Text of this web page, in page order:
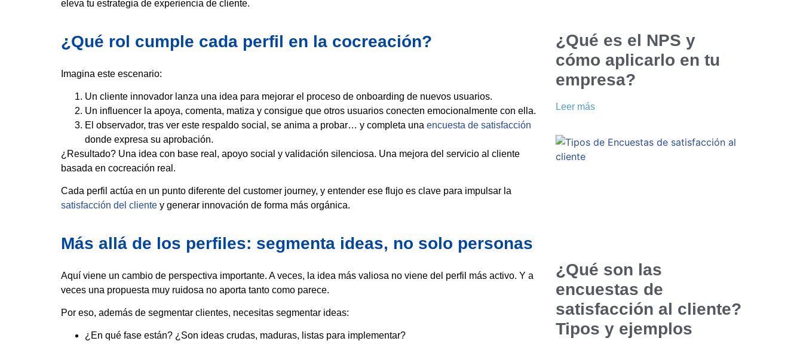
eleva tu estrategia de experiencia de cliente.
¿Qué rol cumple cada perfil en la cocreación?
Imagina este escenario:
Un cliente innovador lanza una idea para mejorar el proceso de onboarding de nuevos usuarios.
Un influencer la apoya, comenta, matiza y consigue que otros usuarios conecten emocionalmente con ella.
El observador, tras ver este respaldo social, se anima a probar… y completa una encuesta de satisfacción
donde expresa su aprobación.
¿Resultado? Una idea con base real, apoyo social y validación silenciosa. Una mejora del servicio al cliente
basada en cocreación real.
Cada perfil actúa en un punto diferente del customer journey, y entender ese flujo es clave para impulsar la
satisfacción del cliente y generar innovación de forma más orgánica.
Más allá de los perfiles: segmenta ideas, no solo personas
Aquí viene un cambio de perspectiva importante. A veces, la idea más valiosa no viene del perfil más activo. Y a
veces una propuesta muy ruidosa no aporta tanto como parece.
Por eso, además de segmentar clientes, necesitas segmentar ideas:
¿En qué fase están? ¿Son ideas crudas, maduras, listas para implementar?
¿Qué es el NPS y
cómo aplicarlo en tu
empresa?
Leer más
¿Qué son las
encuestas de
satisfacción al cliente?
Tipos y ejemplos